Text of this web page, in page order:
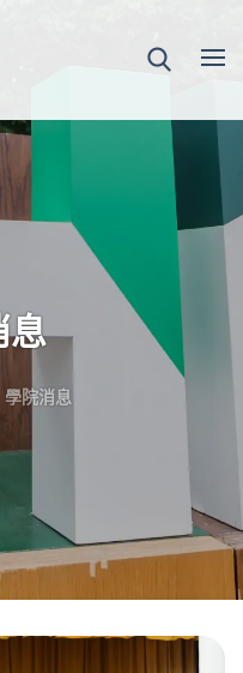
息
學院消息